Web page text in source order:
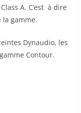
A. C’est à dire
la gamme.
Dynaudio, les
Contour.